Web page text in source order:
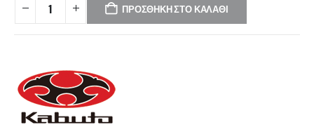
ΠΡΟΣΘΉΚΗ ΣΤΟ ΚΑΛΆΘΙ